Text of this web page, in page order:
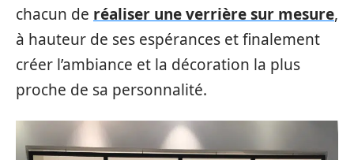
chacun de réaliser une verrière sur mesure,
à hauteur de ses espérances et finalement
créer l’ambiance et la décoration la plus
proche de sa personnalité.